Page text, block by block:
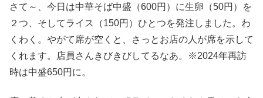
さて～、今日は中華そば中盛（600円）に生卵（50円）を
２つ、そしてライス（150円）ひとつを発注しました。わ
くわく。やがて席が空くと、さっとお店の人が席を示して
くれます。店員さんきびきびしてるなあ。※2024年再訪
時は中盛650円に。